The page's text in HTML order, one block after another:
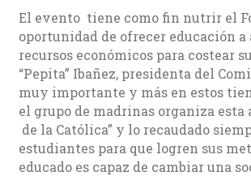
El evento tiene como fin nutrir el
oportunidad de ofrecer educación
recursos económicos para costear
“Pepita” Ibañez, presidenta del
muy importante y más en estos
el grupo de madrinas organiza
de la Católica” y lo recaudado
estudiantes para que logren sus
educado es capaz de cambiar una